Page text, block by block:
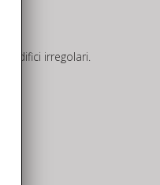
edifici irregolari.